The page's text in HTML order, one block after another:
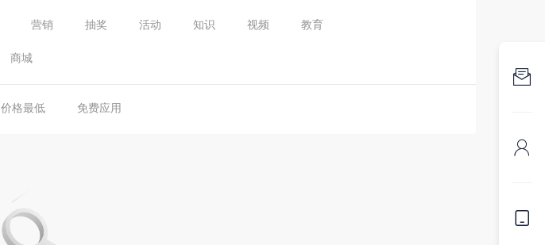
营销 抽奖 活动 知识 视频 教育
商城
价格最低 免费应用


